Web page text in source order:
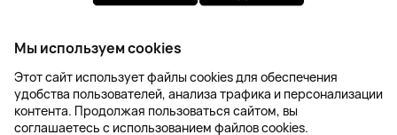
2023-2026 © DoBuy. Все права защищены
Правила обработки персональных данных
Пользовательское соглашение
Оферта
Создание сайта – NetLab
Мы используем cookies
Этот сайт использует файлы cookies для обеспечения
удобства пользователей, анализа трафика и персонализации
контента. Продолжая пользоваться сайтом, вы
соглашаетесь с использованием файлов cookies.